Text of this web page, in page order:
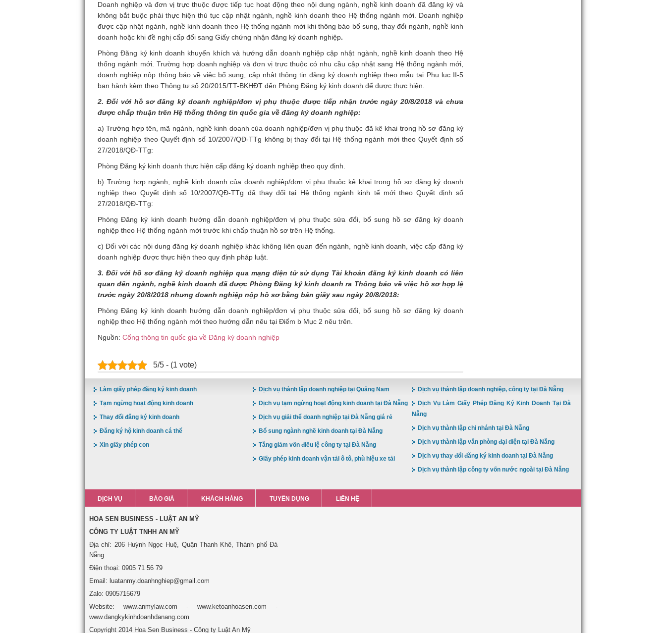
Doanh nghiệp và đơn vị trực thuộc được tiếp tục hoạt động theo nội dung ngành, nghề kinh doanh đã đăng ký và
không bắt buộc phải thực hiện thủ tục cập nhật ngành, nghề kinh doanh theo Hệ thống ngành mới. Doanh nghiệp
được cập nhật ngành, nghề kinh doanh theo Hệ thống ngành mới khi thông báo bổ sung, thay đổi ngành, nghề kinh
doanh hoặc khi đề nghị cấp đổi sang Giấy chứng nhận đăng ký doanh nghiệp.
Phòng Đăng ký kinh doanh khuyến khích và hướng dẫn doanh nghiệp cập nhật ngành, nghề kinh doanh theo Hệ
thống ngành mới. Trường hợp doanh nghiệp và đơn vị trực thuộc có nhu cầu cập nhật sang Hệ thống ngành mới,
doanh nghiệp nộp thông báo về việc bổ sung, cập nhật thông tin đăng ký doanh nghiệp theo mẫu tại Phụ lục II-5
ban hành kèm theo Thông tư số 20/2015/TT-BKHĐT đến Phòng Đăng ký kinh doanh để được thực hiện.
2. Đối với hồ sơ đăng ký doanh nghiệp/đơn vị phụ thuộc được tiếp nhận trước ngày 20/8/2018 và chưa
được chấp thuận trên Hệ thống thông tin quốc gia về đăng ký doanh nghiệp:
a) Trường hợp tên, mã ngành, nghề kinh doanh của doanh nghiệp/đơn vị phụ thuộc đã kê khai trong hồ sơ đăng ký
doanh nghiệp theo Quyết định số 10/2007/QĐ-TTg không bị thay đổi tại Hệ thống ngành mới theo Quyết định số
27/2018/QĐ-TTg:
Phòng Đăng ký kinh doanh thực hiện cấp đăng ký doanh nghiệp theo quy định.
b) Trường hợp ngành, nghề kinh doanh của doanh nghiệp/đơn vị phụ thuộc kê khai trong hồ sơ đăng ký doanh
nghiệp theo Quyết định số 10/2007/QĐ-TTg đã thay đổi tại Hệ thống ngành kinh tế mới theo Quyết định số
27/2018/QĐ-TTg:
Phòng Đăng ký kinh doanh hướng dẫn doanh nghiệp/đơn vị phụ thuộc sửa đổi, bổ sung hồ sơ đăng ký doanh
nghiệp theo Hệ thống ngành mới trước khi chấp thuận hồ sơ trên Hệ thống.
c) Đối với các nội dung đăng ký doanh nghiệp khác không liên quan đến ngành, nghề kinh doanh, việc cấp đăng ký
doanh nghiệp được thực hiện theo quy định pháp luật.
3. Đối với hồ sơ đăng ký doanh nghiệp qua mạng điện tử sử dụng Tài khoản đăng ký kinh doanh có liên
quan đến ngành, nghề kinh doanh đã được Phòng Đăng ký kinh doanh ra Thông báo về việc hồ sơ hợp lệ
trước ngày 20/8/2018 nhưng doanh nghiệp nộp hồ sơ bằng bản giấy sau ngày 20/8/2018:
Phòng Đăng ký kinh doanh hướng dẫn doanh nghiệp/đơn vị phụ thuộc sửa đổi, bổ sung hồ sơ đăng ký doanh
nghiệp theo Hệ thống ngành mới theo hướng dẫn nêu tại Điểm b Mục 2 nêu trên.
Nguồn: Cổng thông tin quốc gia về Đăng ký doanh nghiệp
5/5 - (1 vote)
Làm giấy phép đăng ký kinh doanh
Tạm ngừng hoạt động kinh doanh
Thay đổi đăng ký kinh doanh
Đăng ký hộ kinh doanh cá thể
Xin giấy phép con
Dịch vụ thành lập doanh nghiệp tại Quảng Nam
Dịch vụ tạm ngừng hoạt động kinh doanh tại Đà Nẵng
Dịch vụ giải thể doanh nghiệp tại Đà Nẵng giá rẻ
Bổ sung ngành nghề kinh doanh tại Đà Nẵng
Tăng giảm vốn điều lệ công ty tại Đà Nẵng
Giấy phép kinh doanh vận tải ô tô, phù hiệu xe tải
Dịch vụ thành lập doanh nghiệp, công ty tại Đà Nẵng
Dịch Vụ Làm Giấy Phép Đăng Ký Kinh Doanh Tại Đà
Nẵng
Dịch vụ thành lập chi nhánh tại Đà Nẵng
Dịch vụ thành lập văn phòng đại diện tại Đà Nẵng
Dịch vụ thay đổi đăng ký kinh doanh tại Đà Nẵng
Dịch vụ thành lập công ty vốn nước ngoài tại Đà Nẵng
DỊCH VỤ BÁO GIÁ KHÁCH HÀNG TUYỂN DỤNG LIÊN HỆ
HOA SEN BUSINESS - LUẬT AN MỸ
CÔNG TY LUẬT TNHH AN MỸ
Địa chỉ: 206 Huỳnh Ngọc Huệ, Quận Thanh Khê, Thành phố Đà
Nẵng
Điện thoại: 0905 71 56 79
Email: luatanmy.doanhnghiep@gmail.com
Zalo: 0905715679
Website: www.anmylaw.com - www.ketoanhoasen.com -
www.dangkykinhdoanhdanang.com
Copyright 2014 Hoa Sen Business - Công ty Luật An Mỹ